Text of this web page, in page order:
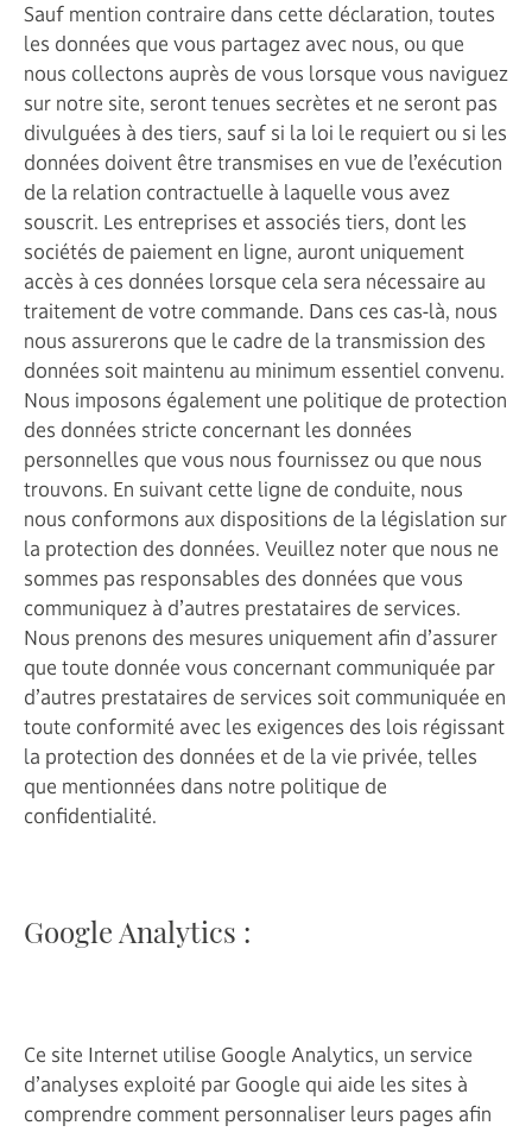
Sauf mention contraire dans cette déclaration, toutes
les données que vous partagez avec nous, ou que
nous collectons auprès de vous lorsque vous naviguez
sur notre site, seront tenues secrètes et ne seront pas
divulguées à des tiers, sauf si la loi le requiert ou si les
données doivent être transmises en vue de l’exécution
de la relation contractuelle à laquelle vous avez
souscrit. Les entreprises et associés tiers, dont les
sociétés de paiement en ligne, auront uniquement
accès à ces données lorsque cela sera nécessaire au
traitement de votre commande. Dans ces cas-là, nous
nous assurerons que le cadre de la transmission des
données soit maintenu au minimum essentiel convenu.
Nous imposons également une politique de protection
des données stricte concernant les données
personnelles que vous nous fournissez ou que nous
trouvons. En suivant cette ligne de conduite, nous
nous conformons aux dispositions de la législation sur
la protection des données. Veuillez noter que nous ne
sommes pas responsables des données que vous
communiquez à d’autres prestataires de services.
Nous prenons des mesures uniquement afin d’assurer
que toute donnée vous concernant communiquée par
d’autres prestataires de services soit communiquée en
toute conformité avec les exigences des lois régissant
la protection des données et de la vie privée, telles
que mentionnées dans notre politique de
confidentialité.
Google Analytics :
Ce site Internet utilise Google Analytics, un service
d’analyses exploité par Google qui aide les sites à
comprendre comment personnaliser leurs pages afin